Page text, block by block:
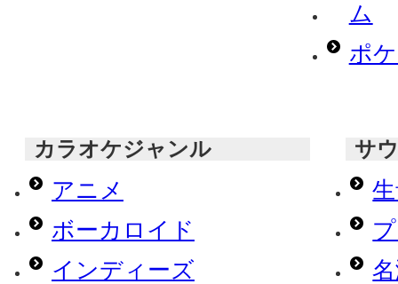
ム
ポ
カラオケジャンル
アニメ
ボーカロイド
インディーズ
サ